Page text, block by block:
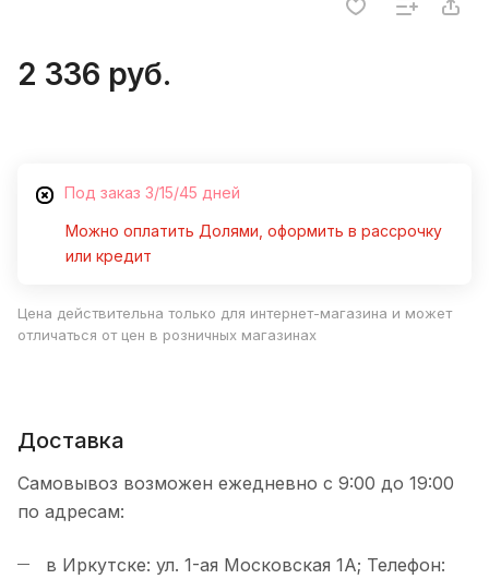
2 336 руб.
Под заказ 3/15/45 дней
Можно оплатить Долями, оформить в рассрочку
или кредит
Цена действительна только для интернет-магазина и может
отличаться от цен в розничных магазинах
Доставка
Самовывоз возможен ежедневно с 9:00 до 19:00
по адресам:
в Иркутске: ул. 1-ая Московская 1А; Телефон: